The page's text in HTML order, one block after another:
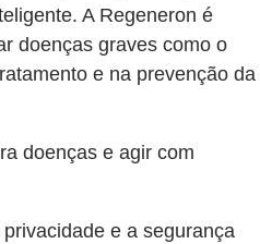
A Regeneron é
doenças graves como o
e na prevenção da
doenças e agir com
e a segurança